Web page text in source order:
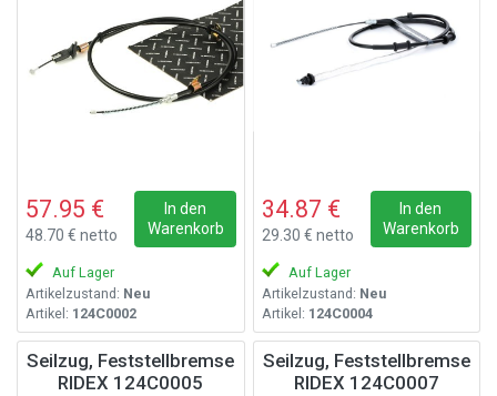
57.95 €
48.70 € netto
In den
Warenkorb
Auf Lager
Artikelzustand: Neu
Artikel: 124C0002
34.87 €
29.30 € netto
In den
Warenkorb
Auf Lager
Artikelzustand: Neu
Artikel: 124C0004
Seilzug, Feststellbremse
RIDEX 124C0005
Seilzug, Feststellbremse
RIDEX 124C0007